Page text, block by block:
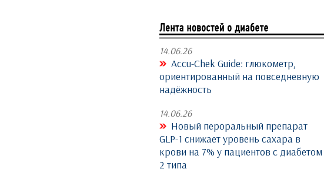
14.06.26
Accu-Chek Guide: глюкометр,
ориентированный на повседневную
надёжность
14.06.26
Новый пероральный препарат
GLP-1 снижает уровень сахара в
крови на 7% у пациентов с диабетом
2 типа